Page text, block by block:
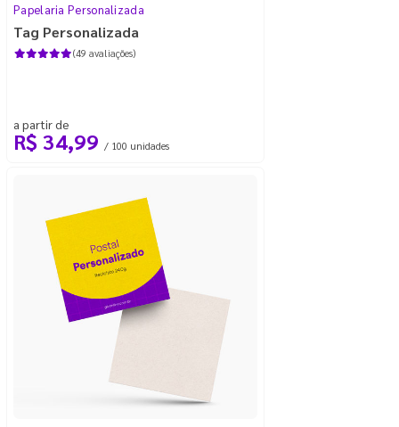
Papelaria Personalizada
Tag Personalizada
(49 avaliações)
a partir de
R$ 34,99 / 100 unidades